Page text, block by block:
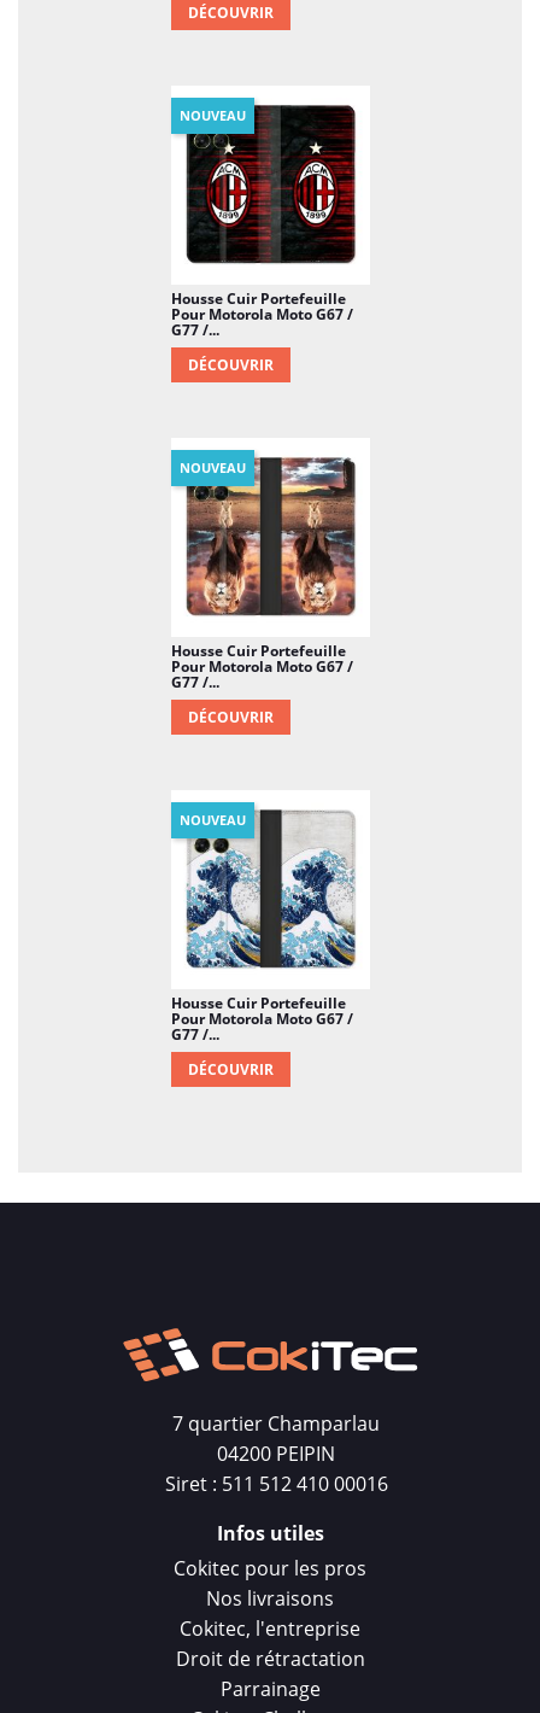
DÉCOUVRIR
Housse Cuir Portefeuille
Pour Motorola Moto G67 /
G77 /...
DÉCOUVRIR
NOUVEAU
Housse Cuir Portefeuille
Pour Motorola Moto G67 /
G77 /...
DÉCOUVRIR
NOUVEAU
Housse Cuir Portefeuille
Pour Motorola Moto G67 /
G77 /...
DÉCOUVRIR
NOUVEAU
7 quartier Champarlau
04200 PEIPIN
Siret : 511 512 410 00016
Infos utiles
Cokitec pour les pros
Nos livraisons
Cokitec, l'entreprise
Droit de rétractation
Parrainage